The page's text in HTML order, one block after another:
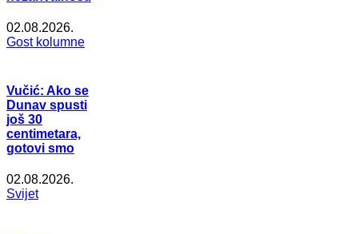
02.08.2026.
Gost kolumne
Vučić: Ako se
Dunav spusti
još 30
centimetara,
gotovi smo
02.08.2026.
Svijet